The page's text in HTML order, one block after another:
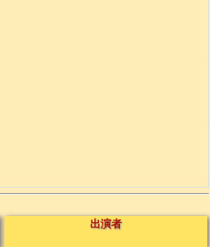
出演者